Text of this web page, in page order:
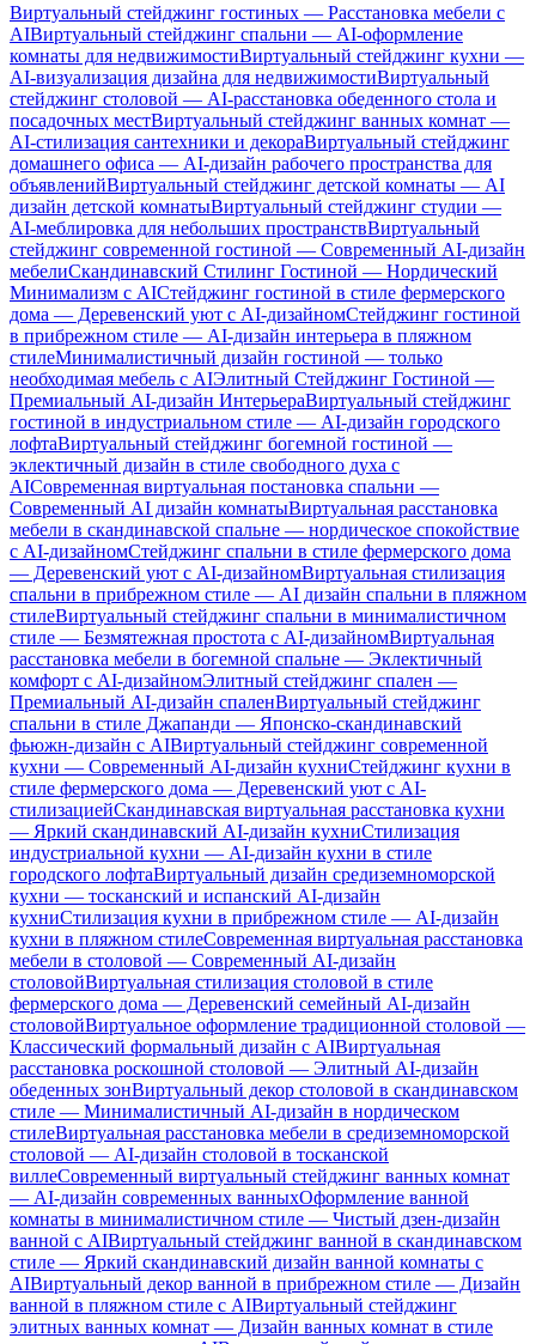
Виртуальный стейджинг гостиных — Расстановка мебели с
AIВиртуальный стейджинг спальни — AI-оформление
комнаты для недвижимостиВиртуальный стейджинг кухни —
AI-визуализация дизайна для недвижимостиВиртуальный
стейджинг столовой — AI-расстановка обеденного стола и
посадочных местВиртуальный стейджинг ванных комнат —
AI-стилизация сантехники и декораВиртуальный стейджинг
домашнего офиса — AI-дизайн рабочего пространства для
объявленийВиртуальный стейджинг детской комнаты — AI
дизайн детской комнатыВиртуальный стейджинг студии —
AI-меблировка для небольших пространствВиртуальный
стейджинг современной гостиной — Современный AI-дизайн
мебелиСкандинавский Стилинг Гостиной — Нордический
Минимализм с AIСтейджинг гостиной в стиле фермерского
дома — Деревенский уют с AI-дизайномСтейджинг гостиной
в прибрежном стиле — AI-дизайн интерьера в пляжном
стилеМинималистичный дизайн гостиной — только
необходимая мебель с AIЭлитный Стейджинг Гостиной —
Премиальный AI-дизайн ИнтерьераВиртуальный стейджинг
гостиной в индустриальном стиле — AI-дизайн городского
лофтаВиртуальный стейджинг богемной гостиной —
эклектичный дизайн в стиле свободного духа с
AIСовременная виртуальная постановка спальни —
Современный AI дизайн комнатыВиртуальная расстановка
мебели в скандинавской спальне — нордическое спокойствие
с AI-дизайномСтейджинг спальни в стиле фермерского дома
— Деревенский уют с AI-дизайномВиртуальная стилизация
спальни в прибрежном стиле — AI дизайн спальни в пляжном
стилеВиртуальный стейджинг спальни в минималистичном
стиле — Безмятежная простота с AI-дизайномВиртуальная
расстановка мебели в богемной спальне — Эклектичный
комфорт с AI-дизайномЭлитный стейджинг спален —
Премиальный AI-дизайн спаленВиртуальный стейджинг
спальни в стиле Джапанди — Японско-скандинавский
фьюжн-дизайн с AIВиртуальный стейджинг современной
кухни — Современный AI-дизайн кухниСтейджинг кухни в
стиле фермерского дома — Деревенский уют с AI-
стилизациейСкандинавская виртуальная расстановка кухни
— Яркий скандинавский AI-дизайн кухниСтилизация
индустриальной кухни — AI-дизайн кухни в стиле
городского лофтаВиртуальный дизайн средиземноморской
кухни — тосканский и испанский AI-дизайн
кухниСтилизация кухни в прибрежном стиле — AI-дизайн
кухни в пляжном стилеСовременная виртуальная расстановка
мебели в столовой — Современный AI-дизайн
столовойВиртуальная стилизация столовой в стиле
фермерского дома — Деревенский семейный AI-дизайн
столовойВиртуальное оформление традиционной столовой —
Классический формальный дизайн с AIВиртуальная
расстановка роскошной столовой — Элитный AI-дизайн
обеденных зонВиртуальный декор столовой в скандинавском
стиле — Минималистичный AI-дизайн в нордическом
стилеВиртуальная расстановка мебели в средиземноморской
столовой — AI-дизайн столовой в тосканской
виллеСовременный виртуальный стейджинг ванных комнат
— AI-дизайн современных ванныхОформление ванной
комнаты в минималистичном стиле — Чистый дзен-дизайн
ванной с AIВиртуальный стейджинг ванной в скандинавском
стиле — Яркий скандинавский дизайн ванной комнаты с
AIВиртуальный декор ванной в прибрежном стиле — Дизайн
ванной в пляжном стиле с AIВиртуальный стейджинг
элитных ванных комнат — Дизайн ванных комнат в стиле